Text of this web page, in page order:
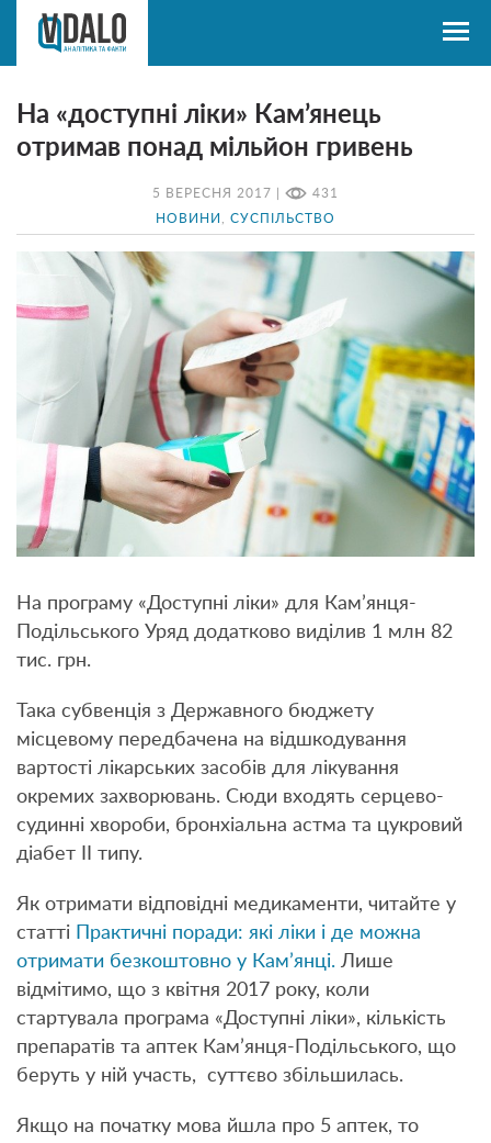
5 ВЕРЕСНЯ 2017 | 431
НОВИНИ СУСПІЛЬСТВО
На «доступні ліки» Кам’янець
отримав понад мільйон гривень
На програму «Доступні ліки» для Кам’янця-
Подільського Уряд додатково виділив 1 млн 82
тис. грн.
Така субвенція з Державного бюджету
місцевому передбачена на відшкодування
вартості лікарських засобів для лікування
окремих захворювань. Сюди входять серцево-
судинні хвороби, бронхіальна астма та цукровий
діабет II типу.
Як отримати відповідні медикаменти, читайте у
статті
Практичні поради: які ліки і де можна
отримати безкоштовно у Кам’янці. Лише
відмітимо, що з квітня 2017 року, коли
стартувала програма «Доступні ліки», кількість
препаратів та аптек Кам’янця-Подільського, що
беруть у ній участь, суттєво збільшилась.
Якщо на початку мова йшла про 5 аптек, то